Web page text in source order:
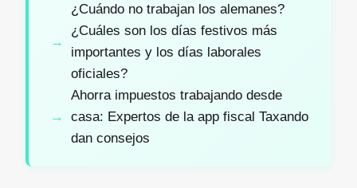
¿Cuándo no trabajan los alemanes?
¿Cuáles son los días festivos más
importantes y los días laborales
oficiales?
Ahorra impuestos trabajando desde
casa: Expertos de la app fiscal Taxando
dan consejos